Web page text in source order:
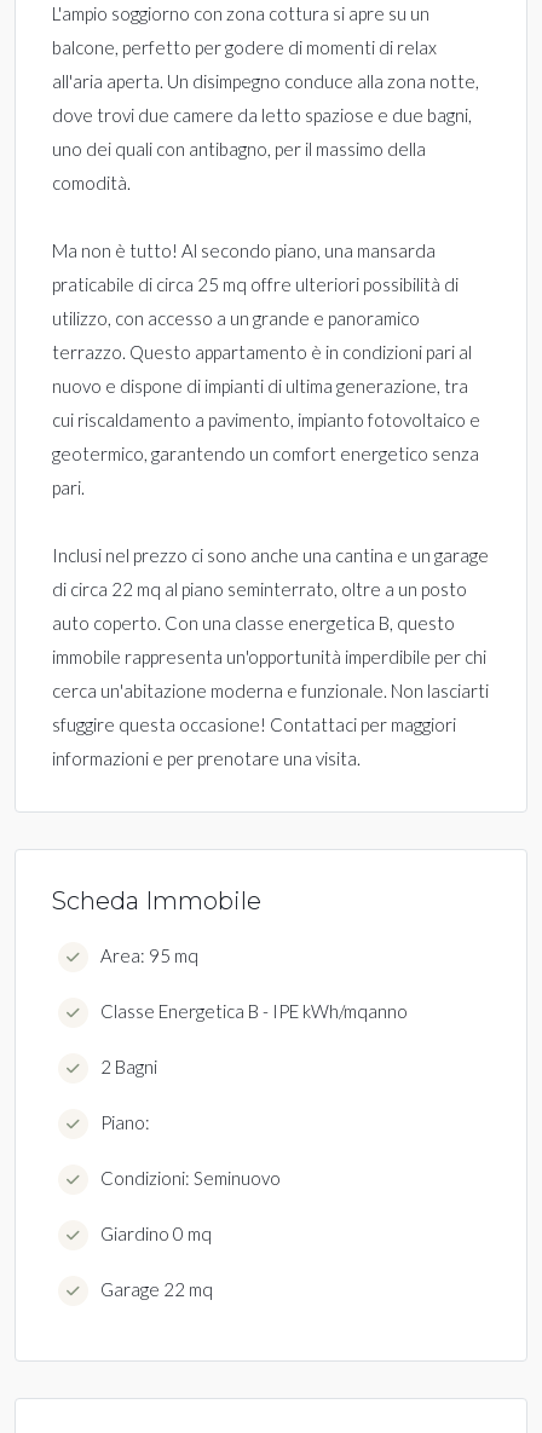
L'ampio soggiorno con zona cottura si apre su un
balcone, perfetto per godere di momenti di relax
all'aria aperta. Un disimpegno conduce alla zona notte,
dove trovi due camere da letto spaziose e due bagni,
uno dei quali con antibagno, per il massimo della
comodità.
Ma non è tutto! Al secondo piano, una mansarda
praticabile di circa 25 mq offre ulteriori possibilità di
utilizzo, con accesso a un grande e panoramico
terrazzo. Questo appartamento è in condizioni pari al
nuovo e dispone di impianti di ultima generazione, tra
cui riscaldamento a pavimento, impianto fotovoltaico e
geotermico, garantendo un comfort energetico senza
pari.
Inclusi nel prezzo ci sono anche una cantina e un garage
di circa 22 mq al piano seminterrato, oltre a un posto
auto coperto. Con una classe energetica B, questo
immobile rappresenta un'opportunità imperdibile per chi
cerca un'abitazione moderna e funzionale. Non lasciarti
sfuggire questa occasione! Contattaci per maggiori
informazioni e per prenotare una visita.
Scheda Immobile
Area: 95 mq
Classe Energetica B - IPE kWh/mqanno
2 Bagni
Piano:
Condizioni: Seminuovo
Giardino 0 mq
Garage 22 mq